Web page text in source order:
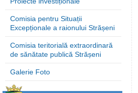
Comisia pentru Situații
Excepționale a raionului Strășeni
Comisia teritorială extraordinară
de sănătate publică Strășeni
Galerie Foto